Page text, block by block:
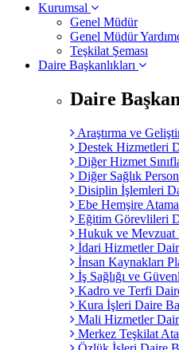
Kurumsal
Genel Müdür
Genel Müdür
Teşkilat Şeması
Daire Başkanlıkları
Daire
Araştırma ve
Destek Hizmetleri
Diğer Hizmet
Diğer Sağlık
Disiplin İşlemleri
Ebe Hemşire
Eğitim Görevlileri
Hukuk ve Mevzuat
İdari Hizmetler
İnsan Kaynakları
İş Sağlığı ve
Kadro ve Terfi
Kura İşleri Daire
Mali Hizmetler
Merkez Teşkilat